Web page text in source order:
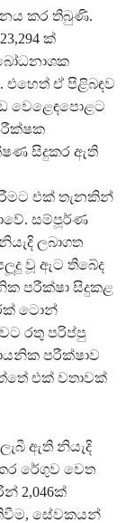
කර තිබුණි.
ක්
එහෙත් ඒ පිළිබඳව
වෙළෙඳපොළට
සිදුකර ඇති
එක් තැනකින්
සම්පූර්ණ
ලබාගත
වූ ඇට තිබේද
පරීක්ෂා සිදුකළ
ටොන්
රතු පරිප්පු
පරීක්ෂාව
එක් වතාවක්
ඇති නියැදි
රේගුව වෙත
2,046ක්
සේවකයන්